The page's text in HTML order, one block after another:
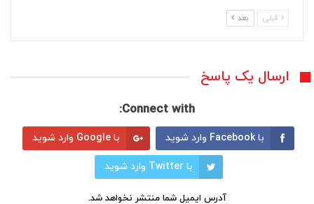
قبلی بعد
ارسال یک پاسخ
Connect with:
با Facebook وارد شوید با Google وارد شوید
با Twitter وارد شوید
آدرس ایمیل شما منتشر نخواهد شد.